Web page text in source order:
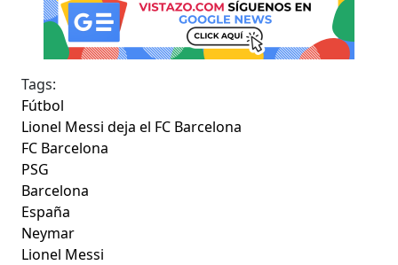
Tags:
Fútbol
Lionel Messi deja el FC Barcelona
FC Barcelona
PSG
Barcelona
España
Neymar
Lionel Messi